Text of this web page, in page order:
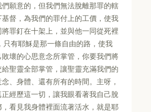
願意的，但我們無法脫離那罪的轄
督，為我們的罪付上的工價，使我
罪釘在十架上，並與他一同從死裡
只有耶穌是那一條自由的路，使我
壞的心思意念所掌管，你要我們將
聖靈全部掌管，讓聖靈充滿我們的
、身體、還有所有的時間。主呀，
經歷這一切，讓我眼看著我自己脫
看見我身體裡面流著活水，就是耶